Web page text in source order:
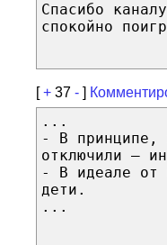
Спасибо
спокойно
[+ 37 - ]
...
- В принципе,
отключили —
- В идеале от
дети.
...